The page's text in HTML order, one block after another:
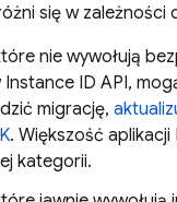
się w zależności
nie wywołują
ID API,
migrację,
. Większość aplikacji
kategorii.